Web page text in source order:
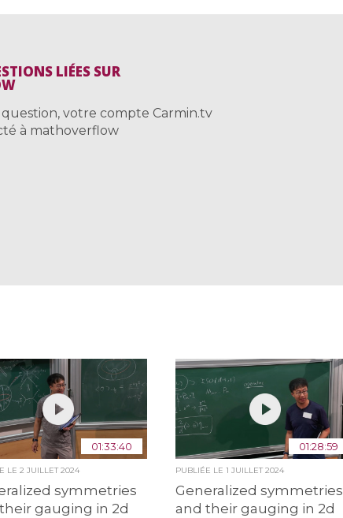
LIÉES SUR
votre compte Carmin.tv
à mathoverflow
01:33:40
LE 2 JUILLET 2024
symmetries
gauging in 2d
01:28:59
PUBLIÉE LE1 JUILLET 2024
Generalized symmetries
and their gauging in 2d